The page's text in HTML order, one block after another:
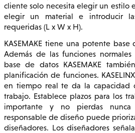
cliente solo necesita elegir un estilo
elegir un material e introducir
requeridas (L x W x H).
KASEMAKE tiene una potente
Además de las funciones
base de datos KASEMAKE
planificación de funciones.
en tiempo real te da la capacidad
trabajo. Establece plazos para los
importante y no pierdas
responsable de diseño puede
diseñadores. Los diseñadores